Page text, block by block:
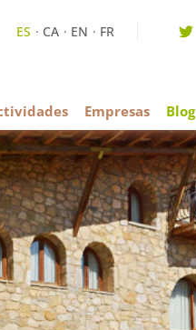
ES CA EN FR
Empresas Blog